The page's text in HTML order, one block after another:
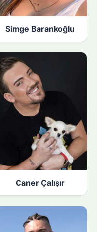
Simge Barankoğlu
Caner Çalışır